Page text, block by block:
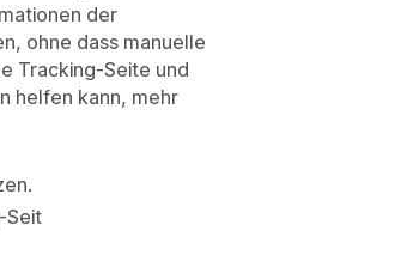
der
ohne dass manuelle
Tracking-Seite und
helfen kann, mehr
Seit